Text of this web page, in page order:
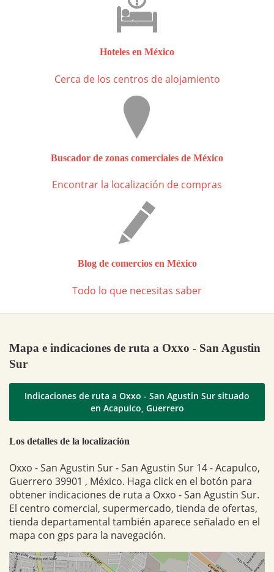
Hoteles en México
Cerca de los centros de alojamiento
Buscador de zonas comerciales de México
Encontrar la localización de compras
Blog de comercios en México
Todo lo que necesitas saber
Mapa e indicaciones de ruta a Oxxo - San Agustin
Sur
Indicaciones de ruta a Oxxo - San Agustin Sur situado
en Acapulco, Guerrero
Los detalles de la localización
Oxxo - San Agustin Sur - San Agustin Sur 14 - Acapulco,
Guerrero 39901 , México. Haga click en el botón para
obtener indicaciones de ruta a Oxxo - San Agustin Sur.
El centro comercial, supermercado, tienda de ofertas,
tienda departamental también aparece señalado en el
mapa con gps para la navegación.